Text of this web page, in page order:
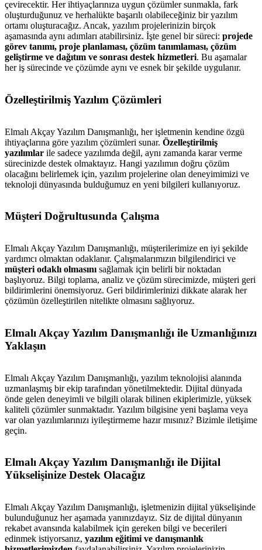
İletişim English
çevirecektir. Her ihtiyaçlarınıza uygun çözümler sunmakla, fark
oluşturduğunuz ve herhalükte başarılı olabileceğiniz bir yazılım
ortamı oluşturacağız. Ancak, yazılım projelerinizin birçok
aşamasında aynı adımları atabilirsiniz. İşte genel bir süreci: projede
görev tanımı, proje planlaması, çözüm tanımlaması, çözüm
geliştirme ve dağıtım ve sonrası destek hizmetleri. Bu aşamalar
her iş sürecinde ve çözümde aynı ve esnek bir şekilde uygulanır.
Özelleştirilmiş Yazılım Çözümleri
Elmalı Akçay Yazılım Danışmanlığı, her işletmenin kendine özgü
ihtiyaçlarına göre yazılım çözümleri sunar. Özelleştirilmiş
yazılımlar ile sadece yazılımda değil, aynı zamanda karar verme
sürecinizde destek olmaktayız. Hangi yazılımın doğru çözüm
olacağını belirlemek için, yazılım projelerine olan deneyimimizi ve
teknoloji dünyasında bulduğumuz en yeni bilgileri kullanıyoruz.
Müşteri Doğrultusunda Çalışma
Elmalı Akçay Yazılım Danışmanlığı, müşterilerimize en iyi şekilde
yardımcı olmaktan odaklanır. Çalışmalarımızın bilgilendirici ve
müşteri odaklı olmasını sağlamak için belirli bir noktadan
başlıyoruz. Bilgi toplama, analiz ve çözüm sürecimizde, müşteri geri
bildirimlerini önemsiyoruz. Geri bildirimlerinizi dikkate alarak her
çözümün özelleştirilen nitelikte olmasını sağlıyoruz.
Elmalı Akçay Yazılım Danışmanlığı ile Uzmanlığınızı
Yaklaşın
Elmalı Akçay Yazılım Danışmanlığı, yazılım teknolojisi alanında
uzmanlaşmış bir ekip tarafından yönetilmektedir. Dijital dünyada
önde gelen deneyimli ve bilgili olarak bilinen ekiplerimizle, yüksek
kaliteli çözümler sunmaktadır. Yazılım bilgisine yeni başlama veya
var olan yazılımlarınızı iyileştirmeme hazır mısınız? Bizimle iletişime
geçin.
Elmalı Akçay Yazılım Danışmanlığı ile Dijital
Yükselişinize Destek Olacağız
Elmalı Akçay Yazılım Danışmanlığı, işletmenizin dijital yükselişinde
bulunduğunuz her aşamada yanınızdayız. Siz de dijital dünyanın
rekabet avansında kalabilmek için gereken bilgi ve becerileri
edinmek istiyorsanız, yazılım eğitimi ve danışmanlık